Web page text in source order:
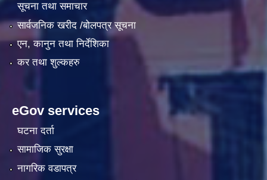
सूचना तथा समाचार
सार्वजनिक खरीद /बोलपत्र सूचना
एन, कानुन तथा निर्देशिका
कर तथा शुल्कहरु
eGov services
घटना दर्ता
सामाजिक सुरक्षा
नागरिक वडापत्र